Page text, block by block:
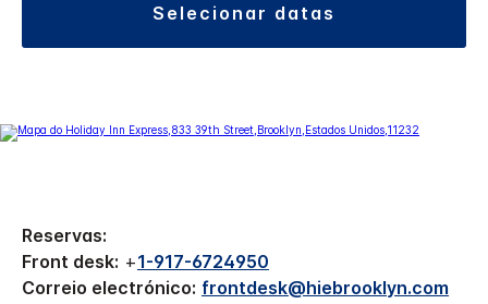
selecionar datas
Reservas:
Front desk: +1-917-6724950
Correio electrónico: frontdesk@hiebrooklyn.com